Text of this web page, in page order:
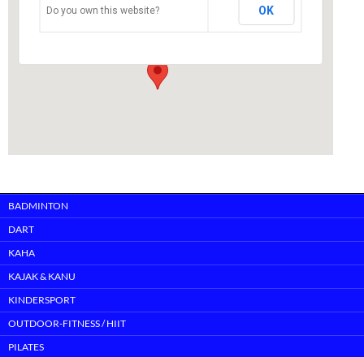
Alsfelder Straße 29 - 64289 Darmstadt
Veranstaltungen
Do you own this website? OK
BADMINTON
DART
KAHA
KAJAK & KANU
KINDERSPORT
OUTDOOR-FITNESS / HIIT
PILATES